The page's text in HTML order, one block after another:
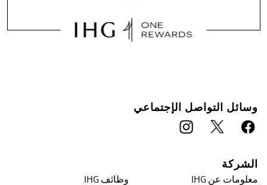
وسائل التواصل الإجتماعي
الشركة
معلومات عن IHG
وظائف IHG